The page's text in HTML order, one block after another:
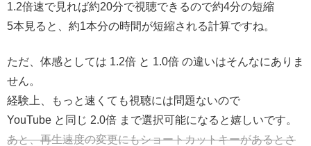
1.2倍速で見れば約20分で視聴できるので約4分の短縮
5本見ると、約1本分の時間が短縮される計算ですね。
ただ、体感としては 1.2倍 と 1.0倍 の違いはそんなにありま
せん。
経験上、もっと速くても視聴には問題ないので
YouTube と同じ 2.0倍 まで選択可能になると嬉しいです。
あと、再生速度の変更にもショートカットキーがあるとさ